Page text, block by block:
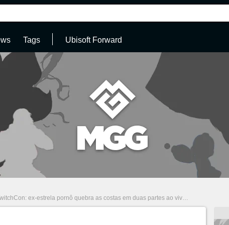
Tags Ubisoft Forward
ex-estrela pornô quebra as costas em duas partes ao vivo no evento